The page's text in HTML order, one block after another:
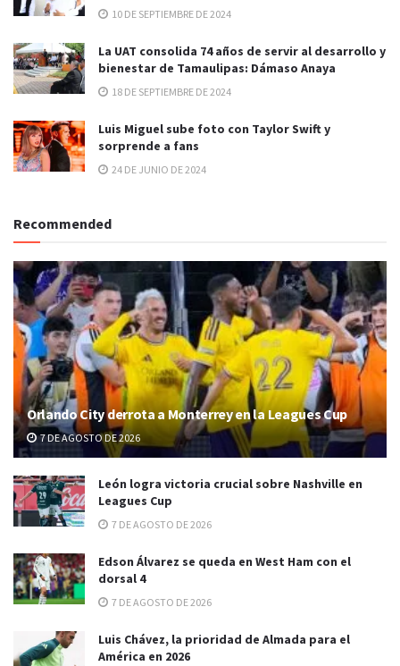
10 DE SEPTIEMBRE DE 2024
La UAT consolida 74 años de servir al desarrollo y
bienestar de Tamaulipas: Dámaso Anaya
18 DE SEPTIEMBRE DE 2024
Luis Miguel sube foto con Taylor Swift y
sorprende a fans
24 DE JUNIO DE 2024
Recommended
Orlando City derrota a Monterrey en la Leagues Cup
7 DE AGOSTO DE 2026
León logra victoria crucial sobre Nashville en
Leagues Cup
7 DE AGOSTO DE 2026
Edson Álvarez se queda en West Ham con el
dorsal 4
7 DE AGOSTO DE 2026
Luis Chávez, la prioridad de Almada para el
América en 2026